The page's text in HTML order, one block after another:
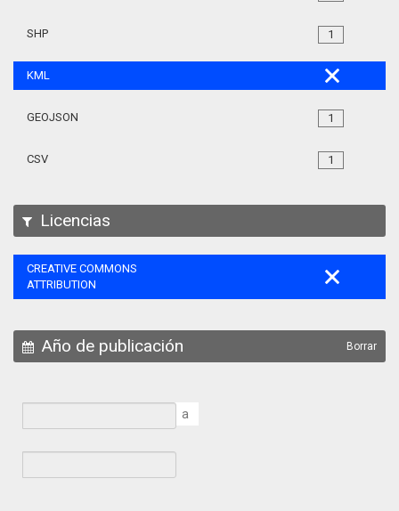
1
SHP
KML
1
GEOJSON
1
CSV
Licencias
CREATIVE COMMONS
ATTRIBUTION
Año de publicación Borrar
a